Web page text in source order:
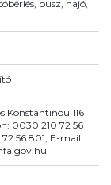
busz, hajó,
Konstantinou 116
0030 210 72 56
56 801, E-mail: